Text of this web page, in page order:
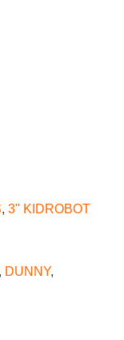
, 3" KIDROBOT
, DUNNY,